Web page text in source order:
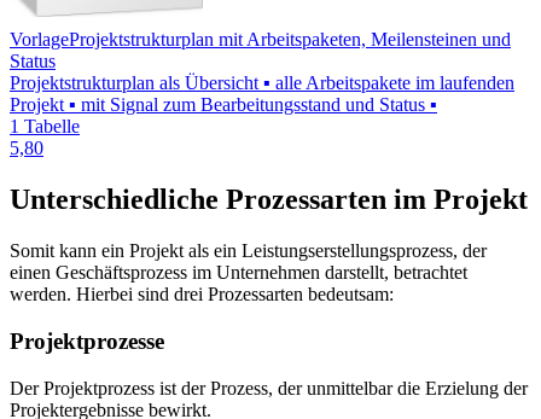
VorlageProjektstrukturplan mit Arbeitspaketen, Meilensteinen und
Status
Projektstrukturplan als Übersicht ▪ alle Arbeitspakete im laufenden
Projekt ▪ mit Signal zum Bearbeitungsstand und Status ▪
1 Tabelle
5,80
Unterschiedliche Prozessarten im Projekt
Somit kann ein Projekt als ein Leistungserstellungsprozess, der
einen Geschäftsprozess im Unternehmen darstellt, betrachtet
werden. Hierbei sind drei Prozessarten bedeutsam:
Projektprozesse
Der Projektprozess ist der Prozess, der unmittelbar die Erzielung der
Projektergebnisse bewirkt.